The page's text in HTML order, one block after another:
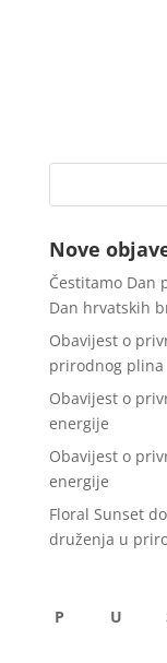
Nove
Čestitamo Dan
Dan hrvatskih
Obavijest o
prirodnog plina
Obavijest o
energije
Obavijest o
energije
Floral Sunset
druženja u
P U